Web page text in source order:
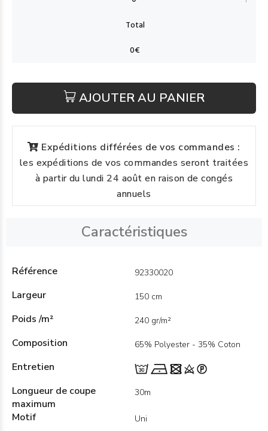
AJOUTER AU PANIER
Expéditions différées de vos commandes :
les expéditions de vos commandes seront traitées
à partir du lundi 24 août en raison de congés
annuels
Caractéristiques
Référence 92330020
Largeur 150 cm
Poids /m² 240 gr/m²
Composition 65% Polyester - 35% Coton
Entretien
Longueur de coupe
maximum
30m
Motif Uni